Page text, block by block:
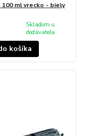
ml vrecko - biely
Skladom u
dodávateľa
košíka